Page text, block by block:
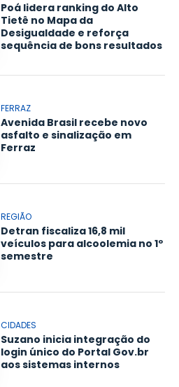
Poá lidera ranking do Alto
Tietê no Mapa da
Desigualdade e reforça
sequência de bons resultados
FERRAZ
Avenida Brasil recebe novo
asfalto e sinalização em
Ferraz
REGIÃO
Detran fiscaliza 16,8 mil
veículos para alcoolemia no 1º
semestre
CIDADES
Suzano inicia integração do
login único do Portal Gov.br
aos sistemas internos